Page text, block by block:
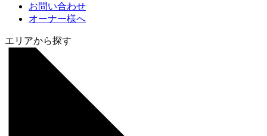
お問い合わせ
オーナー様へ
エリアから探す